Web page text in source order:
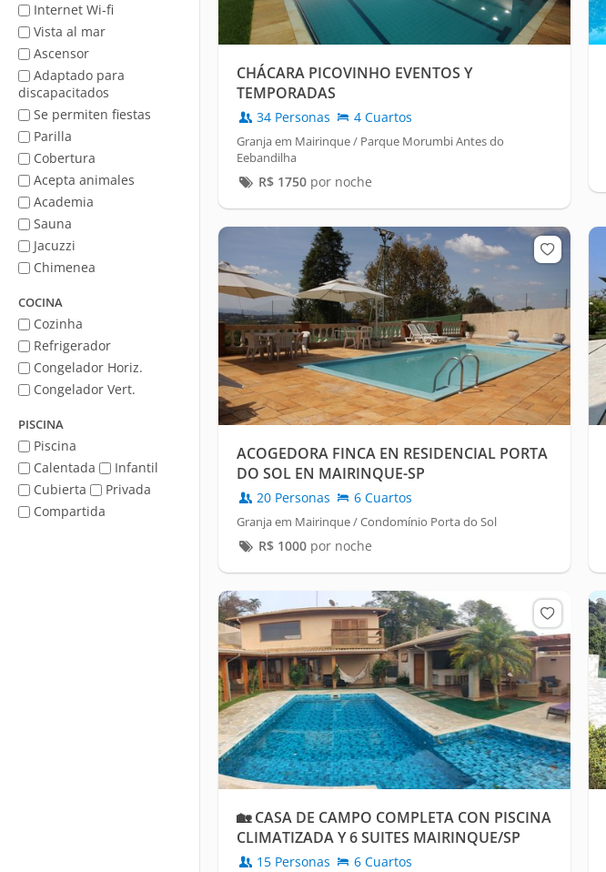
Internet Wi-fi
Vista al mar
Ascensor
Adaptado para
discapacitados
Se permiten fiestas
Parilla
Cobertura
Acepta animales
Academia
Sauna
Jacuzzi
Chimenea
COCINA
Cozinha
Refrigerador
Congelador Horiz.
Congelador Vert.
PISCINA
Piscina
Calentada
Infantil
Cubierta
Privada
Compartida
CHÁCARA PICOVINHO EVENTOS Y
TEMPORADAS
34 Personas 4 Cuartos
Granja em Mairinque / Parque Morumbi Antes do
Eebandilha
R$ 1750por noche
ACOGEDORA FINCA EN RESIDENCIAL PORTA
DO SOL EN MAIRINQUE-SP
20 Personas 6 Cuartos
Granja em Mairinque / Condomínio Porta do Sol
R$ 1000por noche
🏡 CASA DE CAMPO COMPLETA CON PISCINA
CLIMATIZADA Y 6 SUITES MAIRINQUE/SP
15 Personas 6 Cuartos